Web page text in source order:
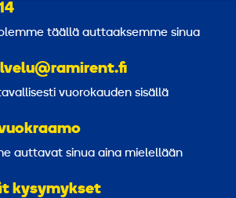
täällä auttaaksemme sinua
vuorokauden sisällä
auttavat sinua aina mielellään
kysymykset